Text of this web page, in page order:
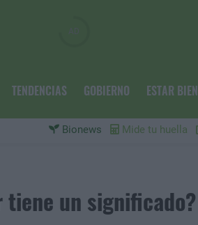
TENDENCIAS GOBIERNO ESTAR BIEN
Bionews Mide tu huella
tiene un significado?